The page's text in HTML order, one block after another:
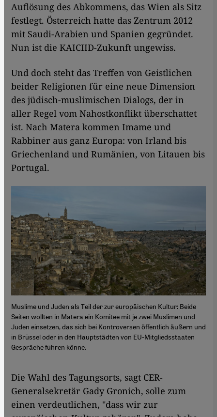
Auflösung des Abkommens, das Wien als Sitz
festlegt. Österreich hatte das Zentrum 2012
mit Saudi-Arabien und Spanien gegründet.
Nun ist die KAICIID-Zukunft ungewiss.
Und doch steht das Treffen von Geistlichen
beider Religionen für eine neue Dimension
des jüdisch-muslimischen Dialogs, der in
aller Regel vom Nahostkonflikt überschattet
ist. Nach Matera kommen Imame und
Rabbiner aus ganz Europa: von Irland bis
Griechenland und Rumänien, von Litauen bis
Portugal.
Muslime und Juden als Teil der zur europäischen Kultur: Beide
Seiten wollten in Matera ein Komitee mit je zwei Muslimen und
Juden einsetzen, das sich bei Kontroversen öffentlich äußern und
in Brüssel oder in den Hauptstädten von EU-Mitgliedsstaaten
Gespräche führen könne.
Die Wahl des Tagungsorts, sagt CER-
Generalsekretär Gady Gronich, solle zum
einen verdeutlichen, "dass wir zur